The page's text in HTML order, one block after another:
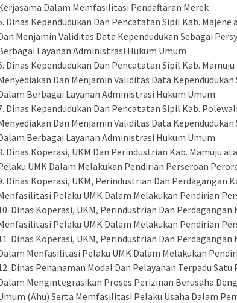
Dalam Memfasilitasi Pendaftaran Merek
Dinas Kependudukan Dan Pencatatan Sipil Kab.
Menjamin Validitas Data Kependudukan Sebagai
Layanan Administrasi Hukum Umum
Dinas Kependudukan Dan Pencatatan Sipil Kab.
Dan Menjamin Validitas Data
Berbagai Layanan Administrasi Hukum Umum
Dinas Kependudukan Dan Pencatatan Sipil Kab.
Dan Menjamin Validitas Data
Berbagai Layanan Administrasi Hukum Umum
Dinas Koperasi, UKM Dan Perindustrian Kab. Mamuju
UMK Dalam Melakukan Pendirian Perseroan
Dinas Koperasi, UKM, Perindustrian Dan Perdagangan
Pelaku UMK Dalam Melakukan Pendirian
Dinas Koperasi, UKM, Perindustrian Dan
Pelaku UMK Dalam Melakukan Pendirian
Dinas Koperasi, UKM, Perindustrian Dan
Menfasilitasi Pelaku UMK Dalam Melakukan
Dinas Penanaman Modal Dan Pelayanan Terpadu
Mengintegrasikan Proses Perizinan Berusaha
(Ahu) Serta Memfasilitasi Pelaku Usaha Dalam